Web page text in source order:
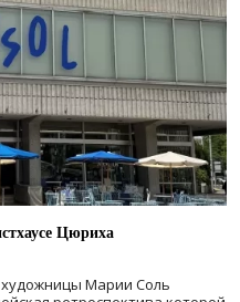
Цюриха
художницы Марии Соль